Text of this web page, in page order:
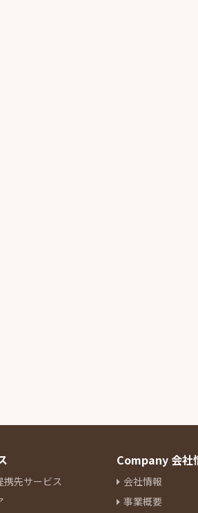
携先サービス
Company 会社
会社情報
事業概要